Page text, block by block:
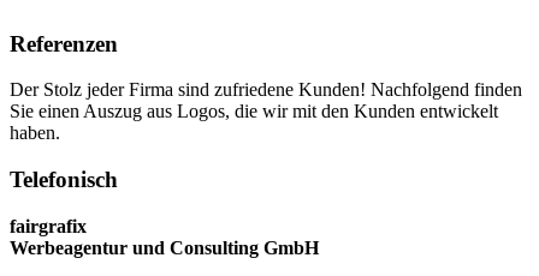
Referenzen
Der Stolz jeder Firma sind zufriedene Kunden! Nachfolgend finden
Sie einen Auszug aus Logos, die wir mit den Kunden entwickelt
haben.
Telefonisch
fairgrafix
Werbeagentur und Consulting GmbH